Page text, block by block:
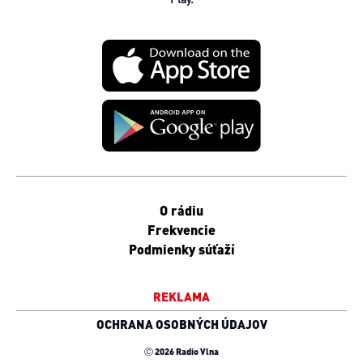
O rádiu
Frekvencie
Podmienky súťaží
REKLAMA
OCHRANA OSOBNÝCH ÚDAJOV
Ⓒ 2026 Radio Vlna